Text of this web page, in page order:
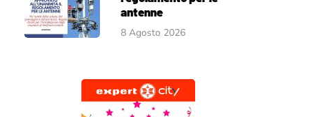
antenne
8 Agosto 2026